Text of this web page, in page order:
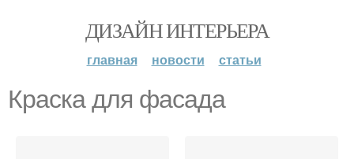
ДИЗАЙН ИНТЕРЬЕРА
главная новости статьи
Краска для фасада